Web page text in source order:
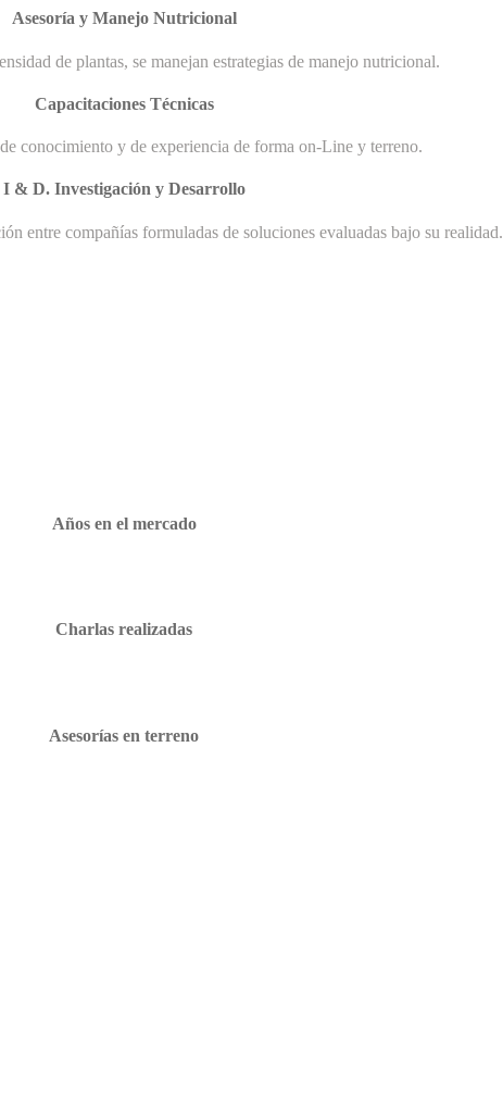
Asesoría y Manejo Nutricional
de plantas, se manejan estrategias de manejo nutricional.
Capacitaciones Técnicas
conocimiento y de experiencia de forma on-Line y terreno.
I & D. Investigación y Desarrollo
entre compañías formuladas de soluciones evaluadas bajo su realidad.
Años en el mercado
Charlas realizadas
Asesorías en terreno